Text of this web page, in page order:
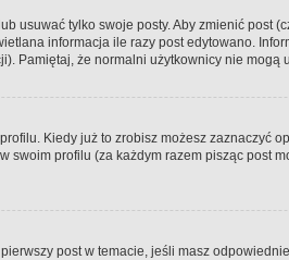
usuwać tylko swoje posty. Aby zmienić post
informacja ile razy post edytowano.
Pamiętaj, że normalni użytkownicy nie mogą
Kiedy już to zrobisz możesz zaznaczyć
profilu (za każdym razem pisząc post
post w temacie, jeśli masz